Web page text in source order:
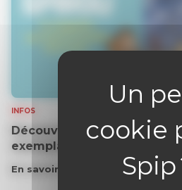
INFOS
Découvrez gratuitement un
exemplaire du journal !
En savoir plus